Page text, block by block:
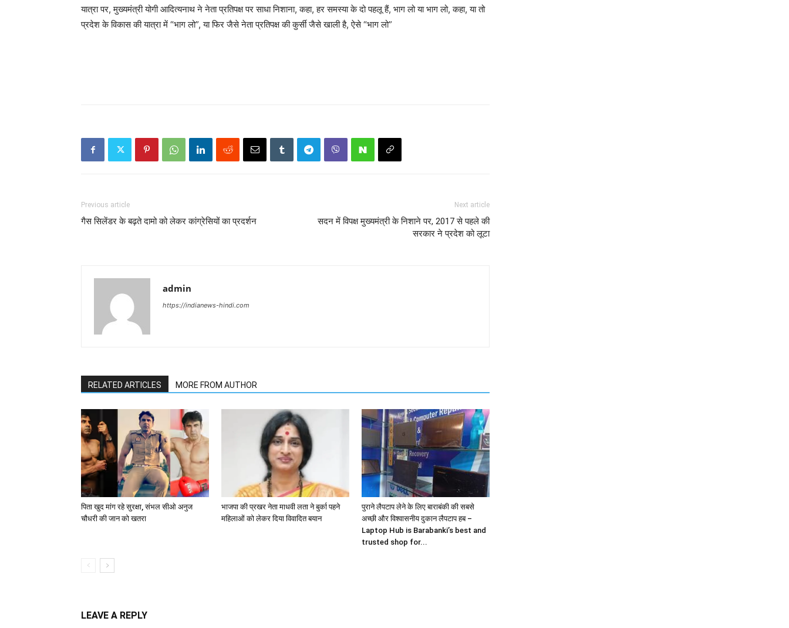
यात्रा पर, मुख्यमंत्री योगी आदित्यनाथ ने नेता प्रतिपक्ष पर साधा निशाना, कहा, हर समस्या के दो पहलू हैं, भाग लो या भाग लो, कहा, या तो
प्रदेश के विकास की यात्रा में “भाग लो”, या फिर जैसे नेता प्रतिपक्ष की कुर्सी जैसे खाली है, ऐसे “भाग लो”
Previous article
गैस सिलेंडर के बढ़ते दामो को लेकर कांग्रेसियों का प्रदर्शन
Next article
सदन में विपक्ष मुख्यमंत्री के निशाने पर, 2017 से पहले की
सरकार ने प्रदेश को लूटा
admin
https://indianews-hindi.com
RELATED ARTICLES MORE FROM AUTHOR
पिता खुद मांग रहे सुरक्षा, संभल सीओ अनुज
चौधरी की जान को खतरा
भाजपा की प्रखर नेता माधवी लता ने बुर्का पहने
महिलाओं को लेकर दिया विवादित बयान
पुराने लैपटाप लेने के लिए बाराबंकी की सबसे
अच्छी और विश्वासनीय दुकान लैपटाप हब –
Laptop Hub is Barabanki’s best and
trusted shop for...
LEAVE A REPLY